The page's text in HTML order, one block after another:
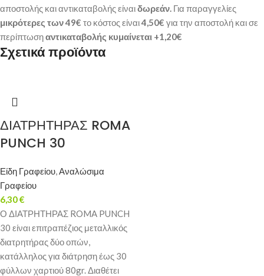
αποστολής και αντικαταβολής είναιδωρεάν. Για παραγγελίες
μικρότερες των 49€ το κόστος είναι4,50€ για την αποστολή και σε
περίπτωσηαντικαταβολής κυμαίνεται +1,20€
Σχετικά προϊόντα
ΔΙΑΤΡΗΤΗΡΑΣ ROMA
PUNCH 30
Είδη Γραφείου,Αναλώσιμα
Γραφείου
6,30€
Ο ΔΙΑΤΡΗΤΗΡΑΣ ROMA PUNCH
30 είναι επιτραπέζιος μεταλλικός
διατρητήρας δύο οπών,
κατάλληλος για διάτρηση έως 30
φύλλων χαρτιού 80gr. Διαθέτει